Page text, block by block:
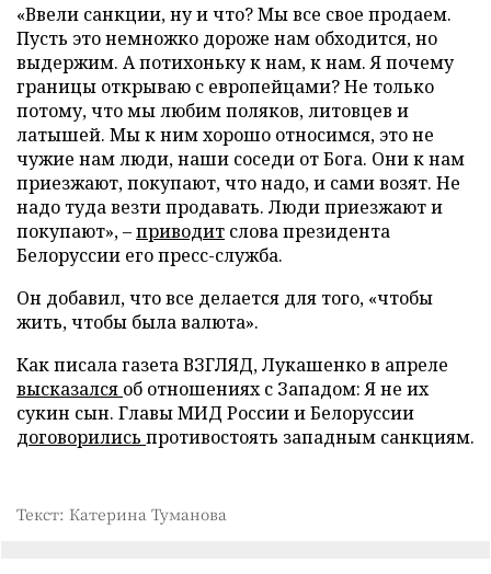
«Ввели санкции, ну и что? Мы все свое продаем.
Пусть это немножко дороже нам обходится, но
выдержим. А потихоньку к нам, к нам. Я почему
границы открываю с европейцами? Не только
потому, что мы любим поляков, литовцев и
латышей. Мы к ним хорошо относимся, это не
чужие нам люди, наши соседи от Бога. Они к нам
приезжают, покупают, что надо, и сами возят. Не
надо туда везти продавать. Люди приезжают и
покупают», –приводит слова президента
Белоруссии его пресс-служба.
Он добавил, что все делается для того, «чтобы
жить, чтобы была валюта».
Как писала газета ВЗГЛЯД, Лукашенко в апреле
высказался об отношениях с Западом: Я не их
сукин сын. Главы МИД России и Белоруссии
договорились противостоять западным санкциям.
Текст: Катерина Туманова